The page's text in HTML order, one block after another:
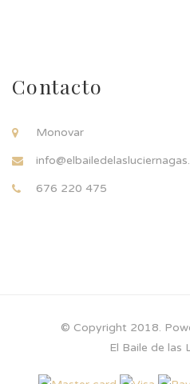
Contacto
Monovar
676 220 475
© Copyright 2018.
El Baile de las